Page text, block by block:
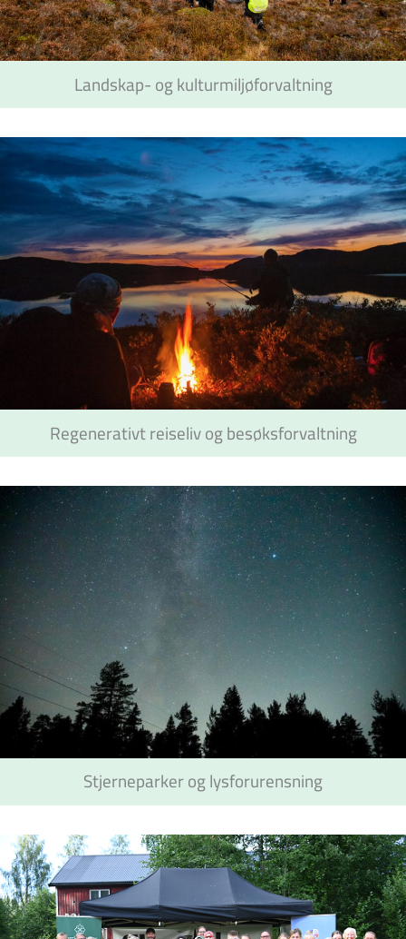
Landskap- og kulturmiljøforvaltning
Regenerativt reiseliv og besøksforvaltning
Stjerneparker og lysforurensning